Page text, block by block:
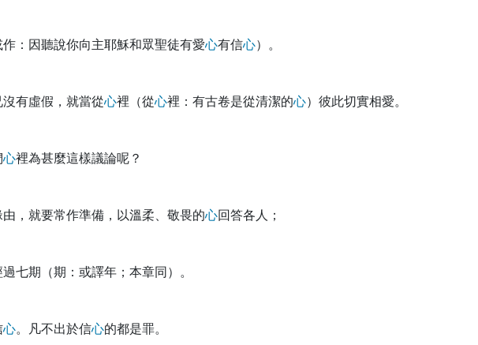
作：因聽說你向主耶穌和眾聖徒有愛心有信心）。
有虛假，就當從心裡（從心裡：有古卷是從清潔的心）彼此切實相愛。
心裡為甚麼這樣議論呢？
，就要常作準備，以溫柔、敬畏的心回答各人；
過七期（期：或譯年；本章同）。
心。凡不出於信心的都是罪。